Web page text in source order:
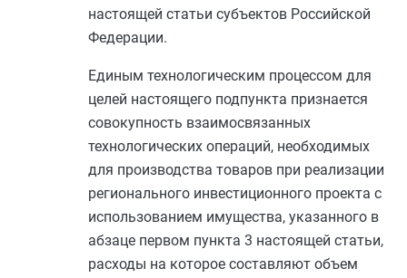
настоящей статьи субъектов Российской
Федерации.
Единым технологическим процессом для
целей настоящего подпункта признается
совокупность взаимосвязанных
технологических операций, необходимых
для производства товаров при реализации
регионального инвестиционного проекта с
использованием имущества, указанного в
абзаце первом пункта 3 настоящей статьи,
расходы на которое составляют объем